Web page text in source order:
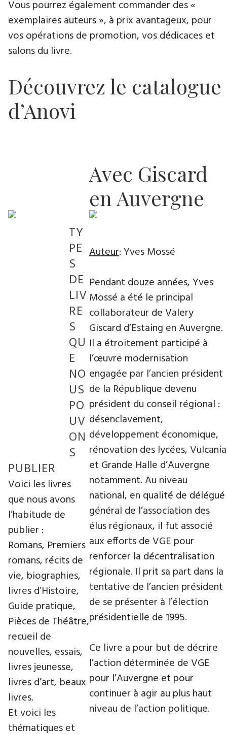
Vous pourrez également commander des «
exemplaires auteurs », à prix avantageux, pour
vos opérations de promotion, vos dédicaces et
salons du livre.
Découvrez le catalogue
d’Anovi
Avec Giscard
en Auvergne
Auteur: Yves Mossé
Pendant douze années, Yves
Mossé a été le principal
collaborateur de Valery
Giscard d’Estaing en Auvergne.
Il a étroitement participé à
l’œuvre modernisation
engagée par l’ancien président
de la République devenu
président du conseil régional :
désenclavement,
développement économique,
rénovation des lycées, Vulcania
et Grande Halle d’Auvergne
notamment. Au niveau
national, en qualité de délégué
général de l’association des
élus régionaux, il fut associé
aux efforts de VGE pour
renforcer la décentralisation
régionale. Il prit sa part dans la
tentative de l’ancien président
de se présenter à l’élection
présidentielle de 1995.
Ce livre a pour but de décrire
l’action déterminée de VGE
pour l’Auvergne et pour
continuer à agir au plus haut
niveau de l’action politique.
TY
PE
S
DE
LIV
RE
S
QU
E
NO
US
PO
UV
ON
S
PUBLIER
Voici les livres
que nous avons
l’habitude de
publier :
Romans, Premiers
romans, récits de
vie, biographies,
livres d’Histoire,
Guide pratique,
Pièces de Théâtre,
recueil de
nouvelles, essais,
livres jeunesse,
livres d’art, beaux
livres.
Et voici les
thématiques et